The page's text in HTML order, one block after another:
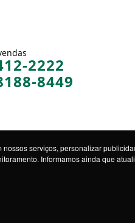
2222
8449
serviços, personalizar
Informamos ainda que